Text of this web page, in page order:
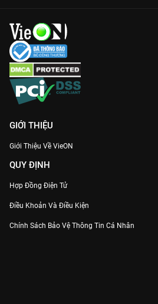
GIỚI THIỆU
Giới Thiệu Về VieON
QUY ĐỊNH
Hợp Đồng Điện Tử
Điều Khoản Và Điều Kiện
Chính Sách Bảo Vệ Thông Tin Cá Nhân